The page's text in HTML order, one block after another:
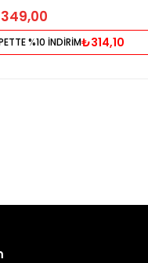
%10 İNDİRİM₺314,10